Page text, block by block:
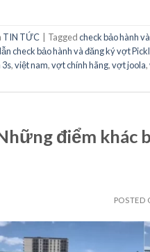
TIN TỨC Taggedcheck bảo hành
check bảo hành và đăng ký vợt
3s,việt nam,vợt chính hãng,vợt joola,
điểm khác
POSTED